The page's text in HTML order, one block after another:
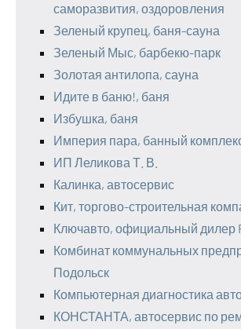
саморазвития, оздоровления
Зеленый крупец, баня-сауна
Зеленый Мыс, барбекю-парк
Золотая антилопа, сауна
Идите в баню!, баня
Избушка, баня
Империя пара, банный
ИП Леликова Т. В.
Калинка, автосервис
Кит, торгово-строительная
Ключавто, официальный дилер
Комбинат коммунальных
Подольск
Компьютерная диагностика
КОНСТАНТА, автосервис по